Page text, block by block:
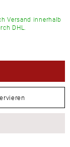
Versand innerhalb
DHL.